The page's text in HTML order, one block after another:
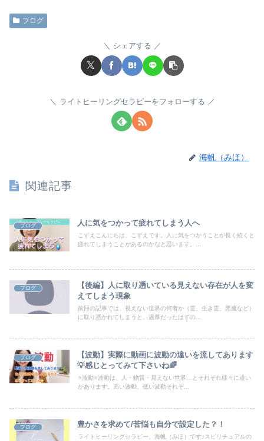
ブログ
シェアする
ライトヒーリングセラピーをフォローする
海帆（みほ）
関連記事
ブログ 人に気をつかって疲れてしまう人へ
こずえこんにちは、こずえです。人に気をつかうことが長く続くと
疲れてしまうことがあるのかなと思います。...
ブログ
【後編】人に取り憑いている見えない存在が人を変
えてしまう現象
前回の記事では、視えない世界の何者か（霊、生き霊、悪魔など）
に取り憑かれてしまうと、温厚だったはずの...
ブログ
【波動】実際に動画に波動の違いを流してあります
💡感じとってみて下さいね🌈
⭐️波動⭐️波動は、人・物質・見えない世界…とそれぞれ様々に違い
があります。高い波動、低い波動それぞ...
ブログ 豊かさを求めて/苦悩も自分で設定した？！
ライトヒーリングセラピー、海帆（みほ）です♪スピリチュアルの